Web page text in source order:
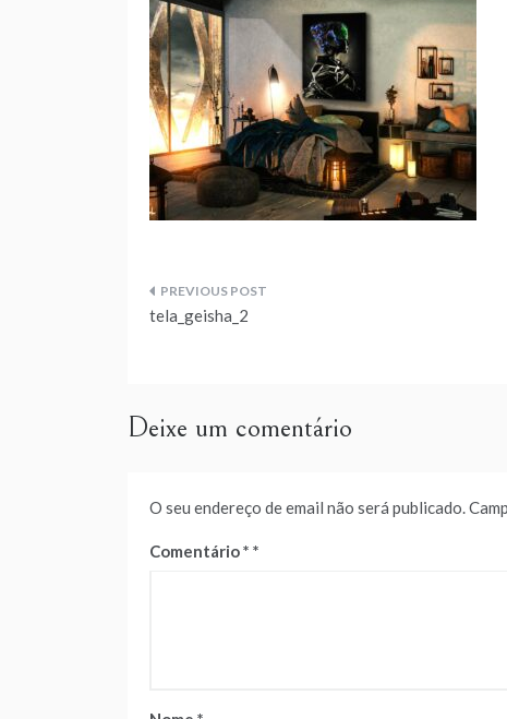
Navegação
tela_geisha_2
Deixe um comentário
O seu endereço de email não será publicado.
Comentário*